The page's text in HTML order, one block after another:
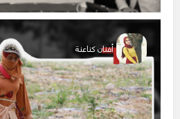
أفنان كناعنة